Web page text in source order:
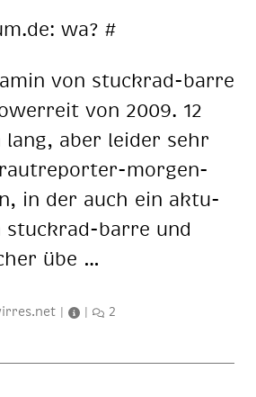
wa? #
von stuck­rad-bar­re
von 2009. 12
lang, aber lei­der sehr
mor­gen­
in der auch ein ak­tu­
bar­re und
übe …
| | 2